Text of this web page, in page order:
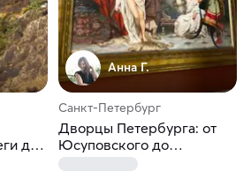
до
Анна Г.
Санкт-Петербург
Дворцы Петербурга: от
Юсуповского до
Шуваловского